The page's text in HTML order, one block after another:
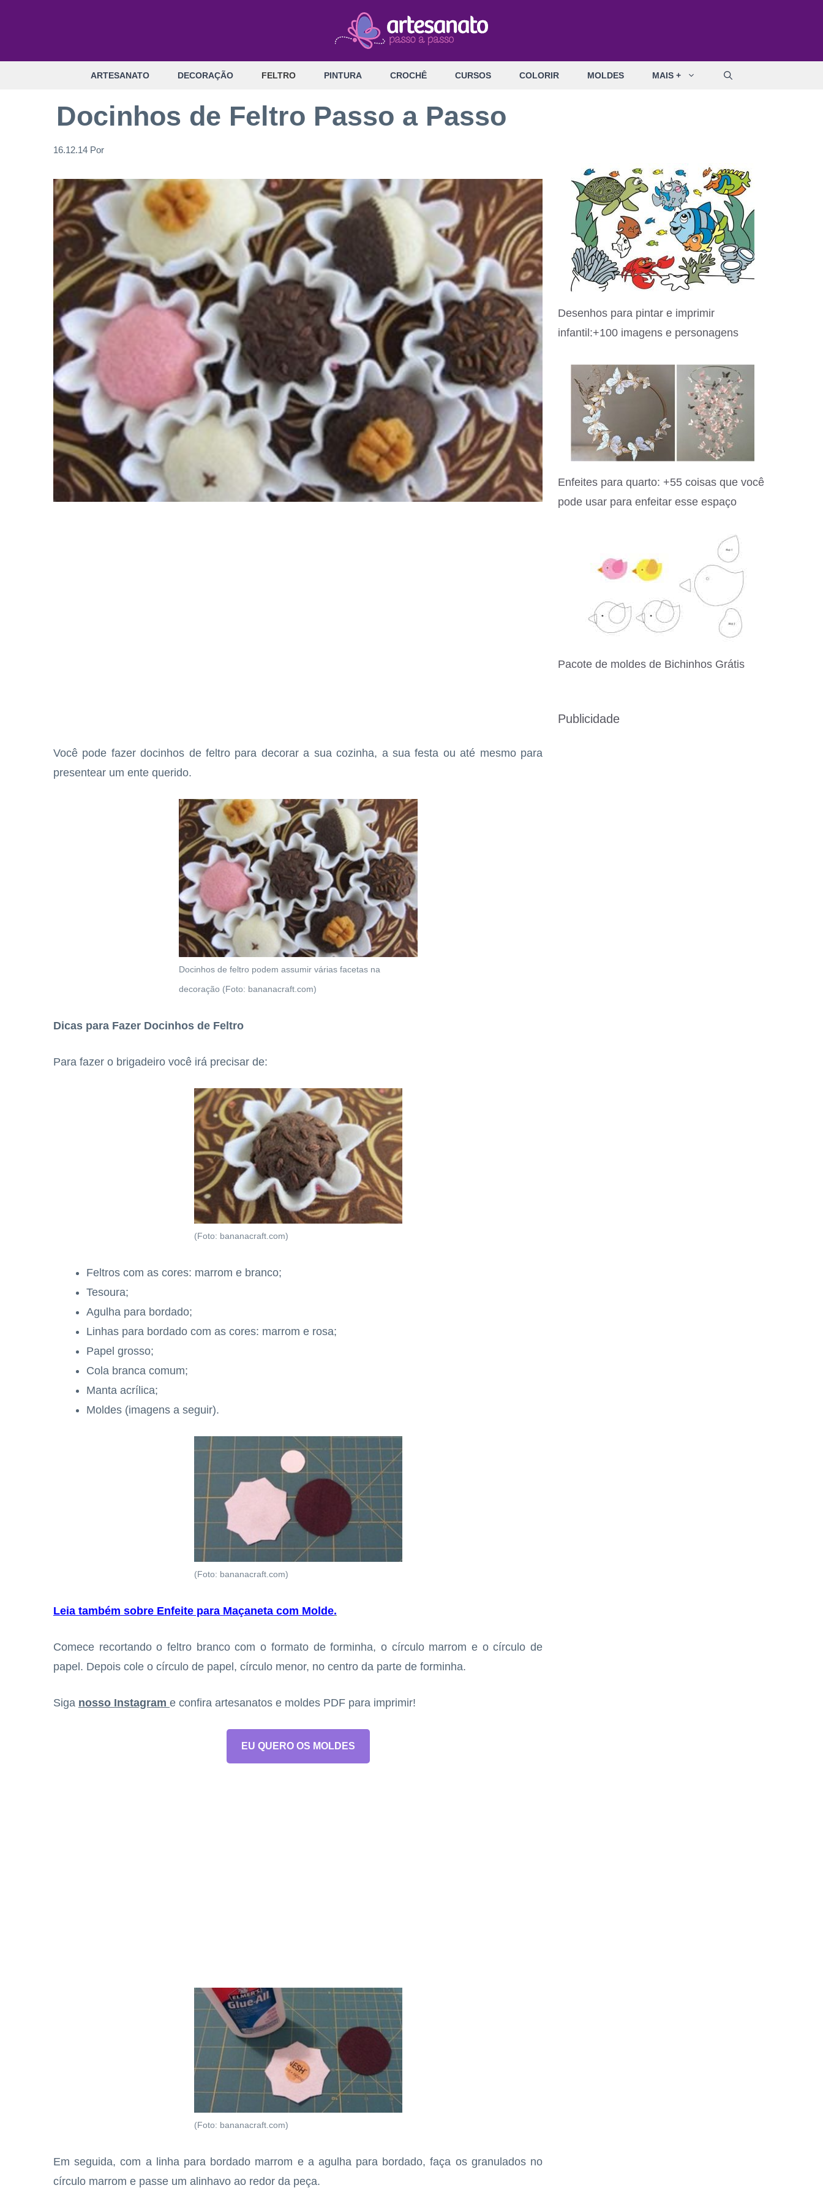
ARTESANATO DECORAÇÃO FELTRO PINTURA CROCHÊ CURSOS COLORIR MOLDES MAIS +
Docinhos de Feltro Passo a Passo
16.12.14 Por
Você pode fazer docinhos de feltro para decorar a sua cozinha, a sua festa ou até mesmo para
presentear um ente querido.
Docinhos de feltro podem assumir várias facetas na
decoração (Foto: bananacraft.com)
Dicas para Fazer Docinhos de Feltro
Para fazer o brigadeiro você irá precisar de:
(Foto: bananacraft.com)
Feltros com as cores: marrom e branco;
Tesoura;
Agulha para bordado;
Linhas para bordado com as cores: marrom e rosa;
Papel grosso;
Cola branca comum;
Manta acrílica;
Moldes (imagens a seguir).
(Foto: bananacraft.com)
Leia também sobre Enfeite para Maçaneta com Molde.
Comece recortando o feltro branco com o formato de forminha, o círculo marrom e o círculo de
papel. Depois cole o círculo de papel, círculo menor, no centro da parte de forminha.
Siga nosso Instagram e confira artesanatos e moldes PDF para imprimir!
EU QUERO OS MOLDES
(Foto: bananacraft.com)
Em seguida, com a linha para bordado marrom e a agulha para bordado, faça os granulados no
círculo marrom e passe um alinhavo ao redor da peça.
Desenhos para pintar e imprimir
infantil:+100 imagens e personagens
Enfeites para quarto: +55 coisas que você
pode usar para enfeitar esse espaço
Pacote de moldes de Bichinhos Grátis
Publicidade